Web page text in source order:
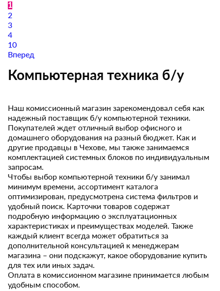
1
2
3
4
10
Вперед
Компьютерная техника б/у
Наш комиссионный магазин зарекомендовал себя как
надежный поставщик б/у компьютерной техники.
Покупателей ждет отличный выбор офисного и
домашнего оборудования на разный бюджет. Как и
другие продавцы в Чехове, мы также занимаемся
комплектацией системных блоков по индивидуальным
запросам.
Чтобы выбор компьютерной техники б/у занимал
минимум времени, ассортимент каталога
оптимизирован, предусмотрена система фильтров и
удобный поиск. Карточки товаров содержат
подробную информацию о эксплуатационных
характеристиках и преимуществах моделей. Также
каждый клиент всегда может обратиться за
дополнительной консультацией к менеджерам
магазина – они подскажут, какое оборудование купить
для тех или иных задач.
Оплата в комиссионном магазине принимается любым
удобным способом.